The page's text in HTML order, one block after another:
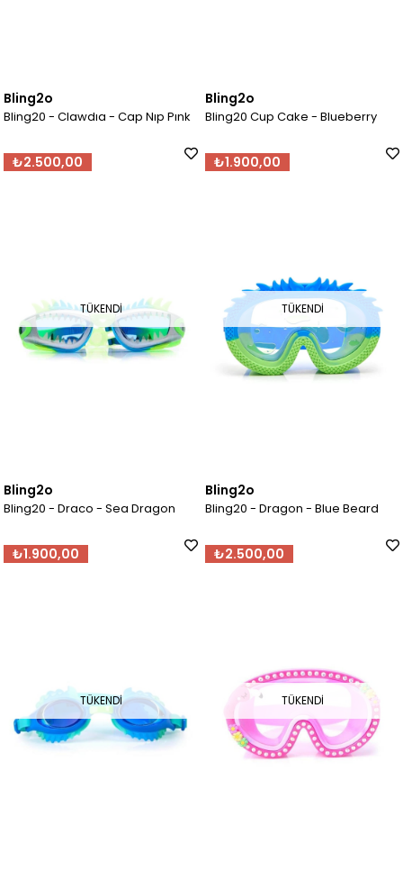
Bling2o
Bling20 - Clawdıa - Cap Nıp Pınk
₺2.500,00
Bling2o
Bling20 Cup Cake - Blueberry
₺1.900,00
TÜKENDI
Bling2o
Bling20 - Draco - Sea Dragon
₺1.900,00
TÜKENDI
Bling2o
Bling20 - Dragon - Blue Beard
₺2.500,00
TÜKENDI TÜKENDI